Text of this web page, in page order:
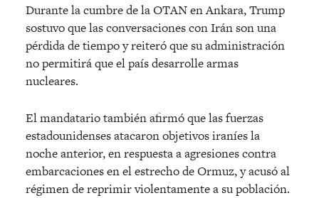
Durante la cumbre de la OTAN en Ankara, Trump
sostuvo que las conversaciones con Irán son una
pérdida de tiempo y reiteró que su administración
no permitirá que el país desarrolle armas
nucleares.
El mandatario también afirmó que las fuerzas
estadounidenses atacaron objetivos iraníes la
noche anterior, en respuesta a agresiones contra
embarcaciones en el estrecho de Ormuz, y acusó al
régimen de reprimir violentamente a su población.